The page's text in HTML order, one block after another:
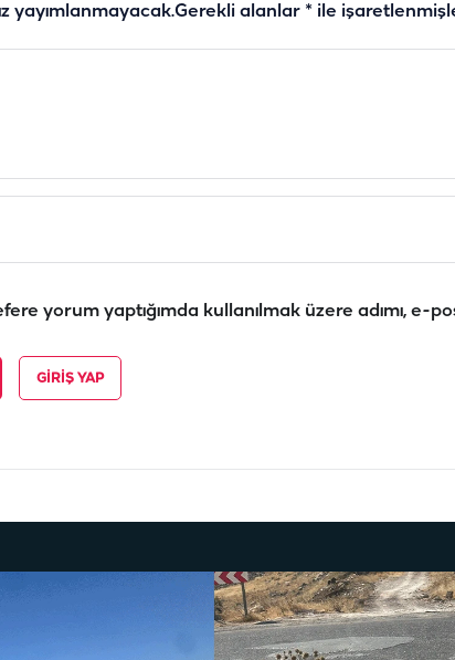
yayımlanmayacak.Gerekli alanlar * ile
yorum yaptığımda kullanılmak üzere adımı, e-
GIRIŞ YAP